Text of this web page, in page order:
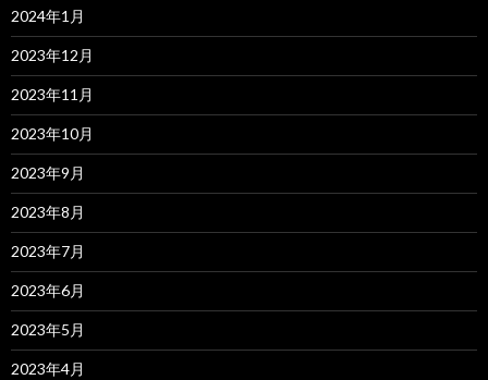
2024年1月
2023年12月
2023年11月
2023年10月
2023年9月
2023年8月
2023年7月
2023年6月
2023年5月
2023年4月